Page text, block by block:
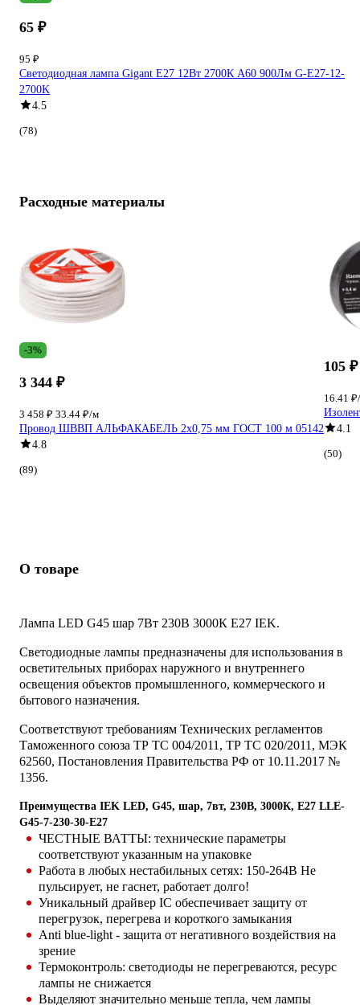
65 ₽
95 ₽
Светодиодная лампа Gigant E27 12Вт 2700К А60 900Лм G-E27-12-
2700K
4.5
(78)
Расходные материалы
-3%
3 344 ₽
3 458 ₽ 33.44 ₽/м
Провод ШВВП АЛЬФАКАБЕЛЬ 2х0,75 мм ГОСТ 100 м 05142
4.8
(89)
105 ₽
16.41
4.1
(50)
О товаре
Лампа LED G45 шар 7Вт 230В 3000К E27 IEK.
Светодиодные лампы предназначены для использования в
осветительных приборах наружного и внутреннего
освещения объектов промышленного, коммерческого и
бытового назначения.
Соответствуют требованиям Технических регламентов
Таможенного союза ТР ТС 004/2011, ТР ТС 020/2011, МЭК
62560, Постановления Правительства РФ от 10.11.2017 №
1356.
Преимущества IEK LED, G45, шар, 7вт, 230В, 3000К, E27 LLE-
G45-7-230-30-E27
ЧЕСТНЫЕ ВАТТЫ: технические параметры
соответствуют указанным на упаковке
Работа в любых нестабильных сетях: 150-264В Не
пульсирует, не гаснет, работает долго!
Уникальный драйвер IC обеспечивает защиту от
перегрузок, перегрева и короткого замыкания
Anti blue-light - защита от негативного воздействия на
зрение
Термоконтроль: светодиоды не перегреваются, ресурс
лампы не снижается
Выделяют значительно меньше тепла, чем лампы